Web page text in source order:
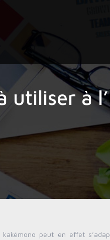
utiliser à
peut en effet